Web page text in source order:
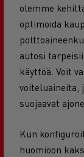
olemme
optimoida
autosi
käyttöä. Voit
voiteluaineita,
suojaavat
Kun
huomioon